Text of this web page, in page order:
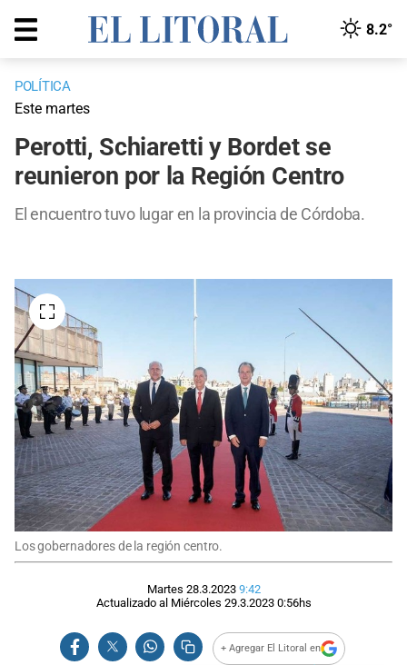
8.2°
POLÍTICA
Este martes
Perotti, Schiaretti y Bordet se
reunieron por la Región Centro
El encuentro tuvo lugar en la provincia de Córdoba.
Los gobernadores de la región centro.
Martes 28.3.2023 9:42
Actualizado al Miércoles 29.3.2023 0:56hs
+ Agregar El Litoral en